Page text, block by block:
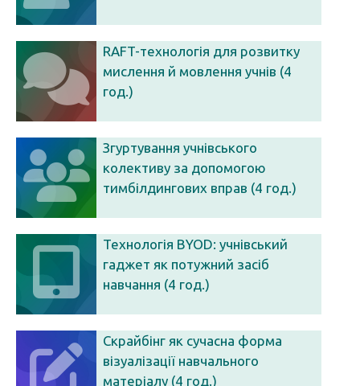
RAFT-технологія для розвитку
мислення й мовлення учнів (4
год.)
Згуртування учнівського
колективу за допомогою
тимбілдингових вправ (4 год.)
Технологія BYOD: учнівський
гаджет як потужний засіб
навчання (4 год.)
Скрайбінг як сучасна форма
візуалізації навчального
матеріалу (4 год.)